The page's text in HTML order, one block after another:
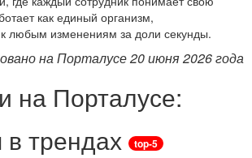
как единый организм,
любым изменениям за доли секунды.
на Порталусе 20 июня 2026 года
на Порталусе:
в трендах
top-5